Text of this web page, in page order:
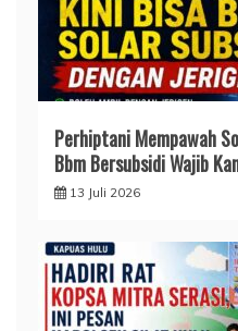
Perhiptani Mempawah
Bbm Bersubsidi Wajib
13 Juli 2026